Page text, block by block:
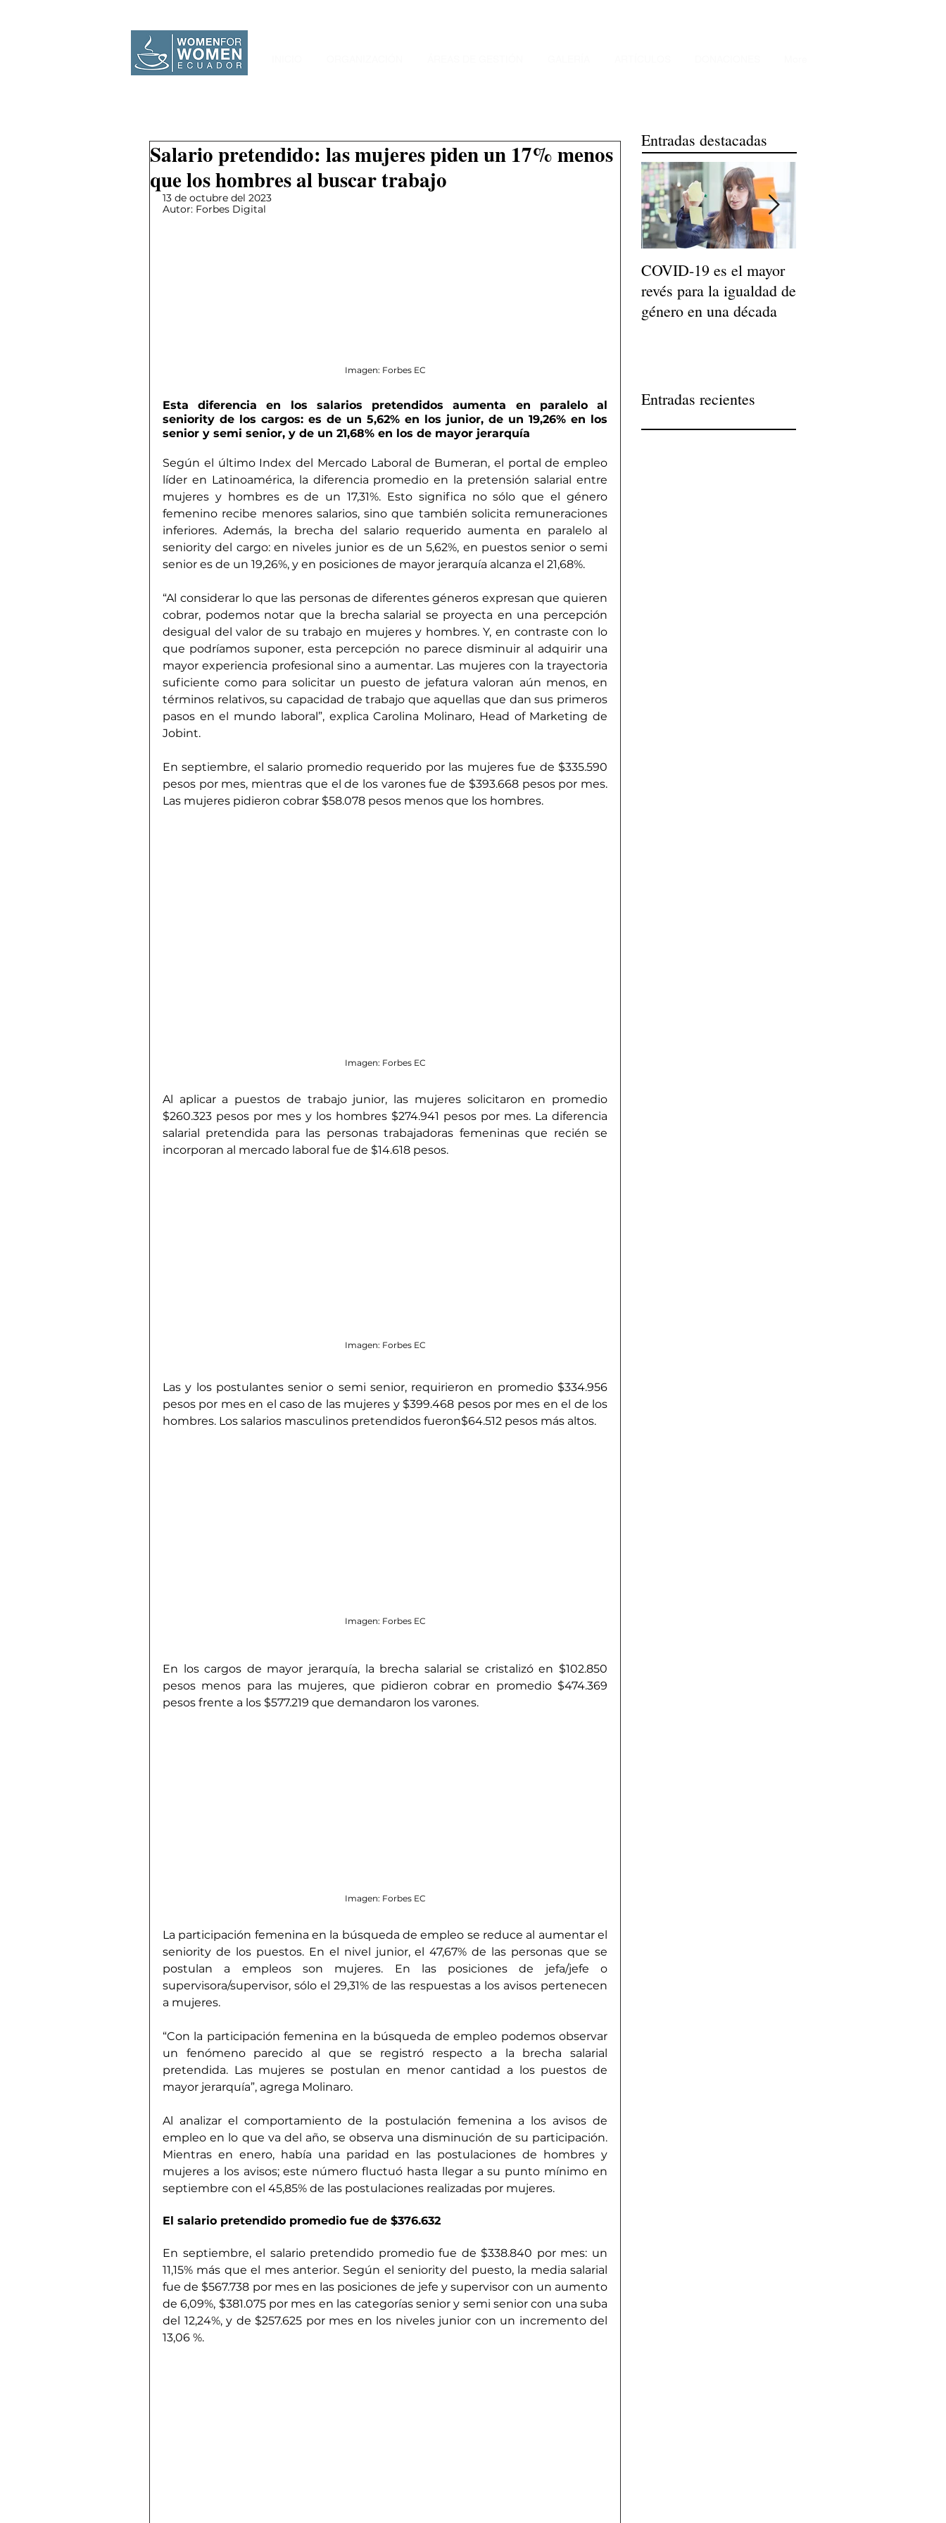
Salario pretendido: las mujeres piden un 17% menos
que los hombres al buscar trabajo
13 de octubre del 2023
Autor: Forbes Digital
Imagen: Forbes EC
Esta diferencia en los salarios pretendidos aumenta en paralelo al
seniority de los cargos: es de un 5,62% en los junior, de un 19,26% en los
senior y semi senior, y de un 21,68% en los de mayor jerarquía
Según el último Index del Mercado Laboral de Bumeran, el portal de empleo
líder en Latinoamérica, la diferencia promedio en la pretensión salarial entre
mujeres y hombres es de un 17,31%. Esto significa no sólo que el género
femenino recibe menores salarios, sino que también solicita remuneraciones
inferiores. Además, la brecha del salario requerido aumenta en paralelo al
seniority del cargo: en niveles junior es de un 5,62%, en puestos senior o semi
senior es de un 19,26%, y en posiciones de mayor jerarquía alcanza el 21,68%.
“Al considerar lo que las personas de diferentes géneros expresan que quieren
cobrar, podemos notar que la brecha salarial se proyecta en una percepción
desigual del valor de su trabajo en mujeres y hombres. Y, en contraste con lo
que podríamos suponer, esta percepción no parece disminuir al adquirir una
mayor experiencia profesional sino a aumentar. Las mujeres con la trayectoria
suficiente como para solicitar un puesto de jefatura valoran aún menos, en
términos relativos, su capacidad de trabajo que aquellas que dan sus primeros
pasos en el mundo laboral”, explica Carolina Molinaro, Head of Marketing de
Jobint.
En septiembre, el salario promedio requerido por las mujeres fue de $335.590
pesos por mes, mientras que el de los varones fue de $393.668 pesos por mes.
Las mujeres pidieron cobrar $58.078 pesos menos que los hombres.
Imagen: Forbes EC
Al aplicar a puestos de trabajo junior, las mujeres solicitaron en promedio
$260.323 pesos por mes y los hombres $274.941 pesos por mes. La diferencia
salarial pretendida para las personas trabajadoras femeninas que recién se
incorporan al mercado laboral fue de $14.618 pesos.
Imagen: Forbes EC
Las y los postulantes senior o semi senior, requirieron en promedio $334.956
pesos por mes en el caso de las mujeres y $399.468 pesos por mes en el de los
hombres. Los salarios masculinos pretendidos fueron$64.512 pesos más altos.
Imagen: Forbes EC
En los cargos de mayor jerarquía, la brecha salarial se cristalizó en $102.850
pesos menos para las mujeres, que pidieron cobrar en promedio $474.369
pesos frente a los $577.219 que demandaron los varones.
Imagen: Forbes EC
La participación femenina en la búsqueda de empleo se reduce al aumentar el
seniority de los puestos. En el nivel junior, el 47,67% de las personas que se
postulan a empleos son mujeres. En las posiciones de jefa/jefe o
supervisora/supervisor, sólo el 29,31% de las respuestas a los avisos pertenecen
a mujeres.
“Con la participación femenina en la búsqueda de empleo podemos observar
un fenómeno parecido al que se registró respecto a la brecha salarial
pretendida. Las mujeres se postulan en menor cantidad a los puestos de
mayor jerarquía”, agrega Molinaro.
Al analizar el comportamiento de la postulación femenina a los avisos de
empleo en lo que va del año, se observa una disminución de su participación.
Mientras en enero, había una paridad en las postulaciones de hombres y
mujeres a los avisos; este número fluctuó hasta llegar a su punto mínimo en
septiembre con el 45,85% de las postulaciones realizadas por mujeres.
El salario pretendido promedio fue de $376.632
En septiembre, el salario pretendido promedio fue de $338.840 por mes: un
11,15% más que el mes anterior. Según el seniority del puesto, la media salarial
fue de $567.738 por mes en las posiciones de jefe y supervisor con un aumento
de 6,09%, $381.075 por mes en las categorías senior y semi senior con una suba
del 12,24%, y de $257.625 por mes en los niveles junior con un incremento del
13,06 %.
Entradas destacadas
COVID-19 es el mayor
revés para la igualdad de
género en una década
Entradas recientes